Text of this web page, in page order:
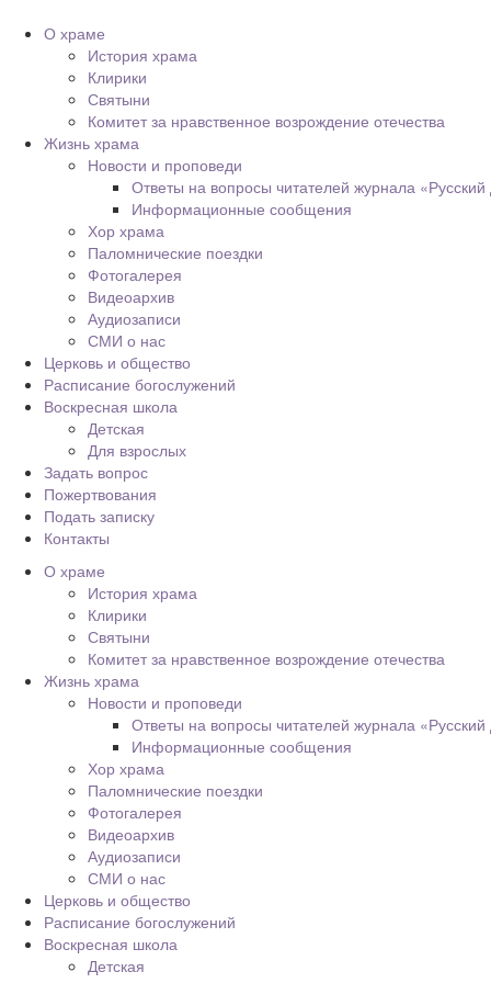
О храме
История храма
Клирики
Святыни
Комитет за нравственное возрождение отечества
Жизнь храма
Новости и проповеди
Ответы на вопросы читателей журнала
Информационные сообщения
Хор храма
Паломнические поездки
Фотогалерея
Видеоархив
Аудиозаписи
СМИ о нас
Церковь и общество
Расписание богослужений
Воскресная школа
Детская
Для взрослых
Задать вопрос
Пожертвования
Подать записку
Контакты
О храме
История храма
Клирики
Святыни
Комитет за нравственное возрождение отечества
Жизнь храма
Новости и проповеди
Ответы на вопросы читателей журнала
Информационные сообщения
Хор храма
Паломнические поездки
Фотогалерея
Видеоархив
Аудиозаписи
СМИ о нас
Церковь и общество
Расписание богослужений
Воскресная школа
Детская